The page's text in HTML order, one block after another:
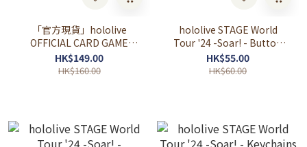
「官方現貨」hololive
OFFICIAL CARD GAME
Starter Deck 第1弾「とき
のそら＆AZKi」
HK$149.00
HK$160.00
hololive STAGE World
Tour '24 -Soar! - Button
Pin Blind Bag
HK$55.00
HK$60.00